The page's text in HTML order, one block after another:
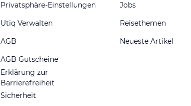
Privatsphäre-Einstellungen
Utiq Verwalten
AGB
AGB Gutscheine
Erklärung zur
Barrierefreiheit
Sicherheit
Jobs
Reisethemen
Neueste Artikel